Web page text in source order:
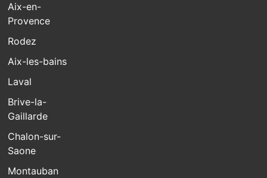
Aix-en-
Provence
Rodez
Aix-les-bains
Laval
Brive-la-
Gaillarde
Chalon-sur-
Saone
Montauban